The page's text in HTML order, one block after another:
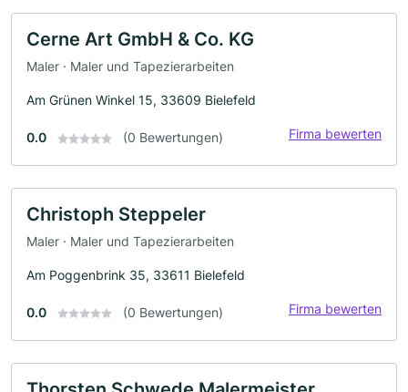
Cerne Art GmbH & Co. KG
Maler · Maler und Tapezierarbeiten
Am Grünen Winkel 15, 33609 Bielefeld
0.0 (0 Bewertungen) Firma bewerten
Christoph Steppeler
Maler · Maler und Tapezierarbeiten
Am Poggenbrink 35, 33611 Bielefeld
0.0 (0 Bewertungen) Firma bewerten